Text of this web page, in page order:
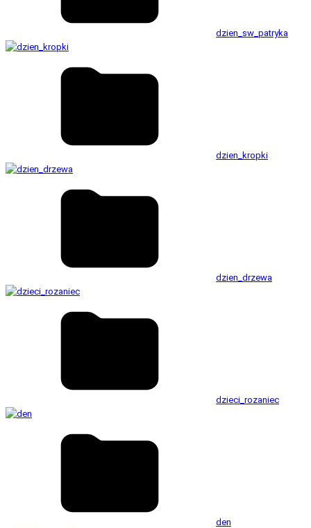
dzien_sw_patryka
dzien_kropki
dzien_drzewa
dzieci_rozaniec
den